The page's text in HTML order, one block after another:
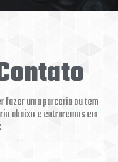
fazer uma parceria ou tem
abaixo e entraremos em